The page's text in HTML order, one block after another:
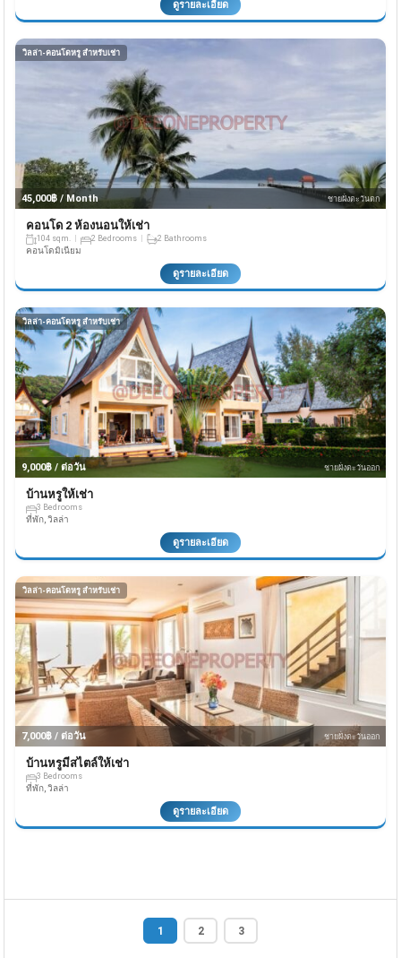
ดูรายละเอียด
วิลล่า-คอนโดหรู สำหรับเช่า
45,000฿ / Month ชายฝั่งตะวันตก
คอนโด 2 ห้องนอนให้เช่า
104 sqm. 2 Bedrooms 2 Bathrooms
คอนโดมิเนียม
ดูรายละเอียด
วิลล่า-คอนโดหรู สำหรับเช่า
9,000฿ / ต่อวัน ชายฝั่งตะวันออก
บ้านหรูให้เช่า
3 Bedrooms
ที่พัก, วิลล่า
ดูรายละเอียด
วิลล่า-คอนโดหรู สำหรับเช่า
7,000฿ / ต่อวัน ชายฝั่งตะวันออก
บ้านหรูมีสไตล์ให้เช่า
3 Bedrooms
ที่พัก, วิลล่า
ดูรายละเอียด
1 2 3